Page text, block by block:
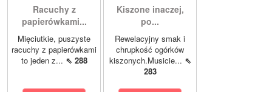
Racuchy z
papierówkami...
Mięciutkie, puszyste
racuchy z papierówkami
to jeden z... ⇖ 288
Kiszone inaczej,
po...
Rewelacyjny smak i
chrupkość ogórków
kiszonych.Musicie... ⇖
283